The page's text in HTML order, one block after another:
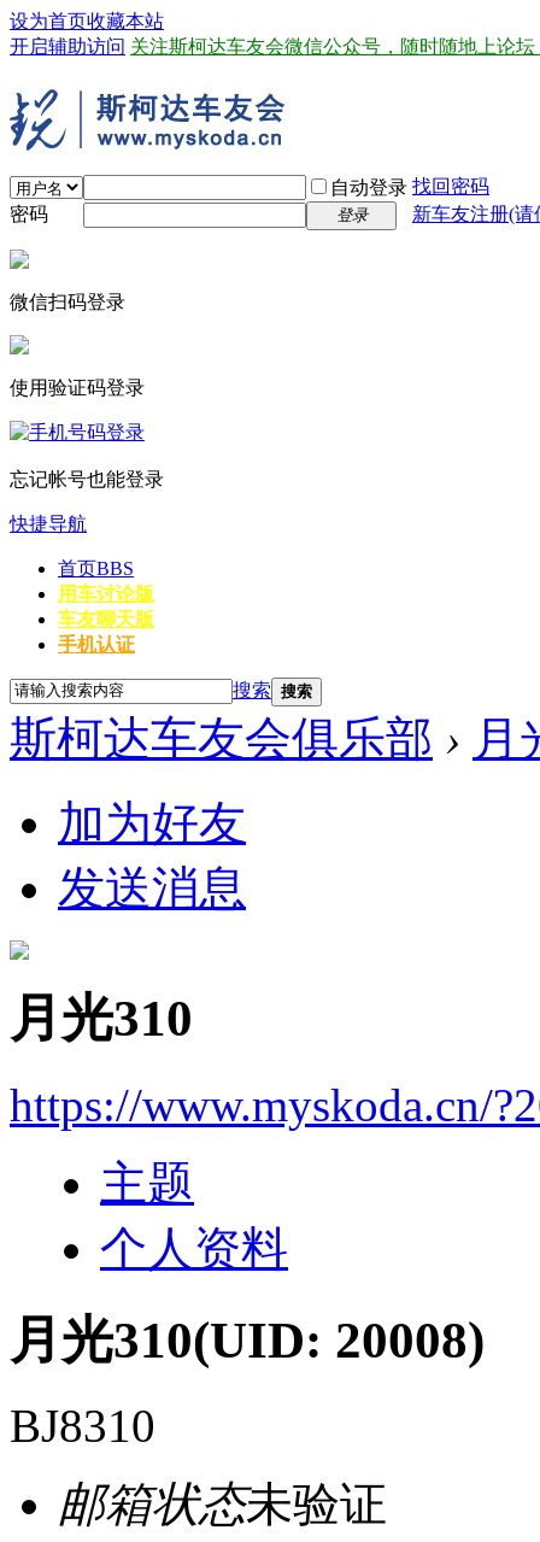
设为首页收藏本站
开启辅助访问 关注斯柯达车友会微信公众号，随时随地上论坛
自动登录 找回密码
密码
登录 新车友注册(请
微信扫码登录
使用验证码登录
忘记帐号也能登录
快捷导航
首页BBS
用车讨论版
车友聊天版
手机认证
搜索 搜索
斯柯达车友会俱乐部 › 月
加为好友
发送消息
月光310
https://www.myskoda.cn/
主题
个人资料
月光310(UID: 20008)
BJ8310
邮箱状态未验证